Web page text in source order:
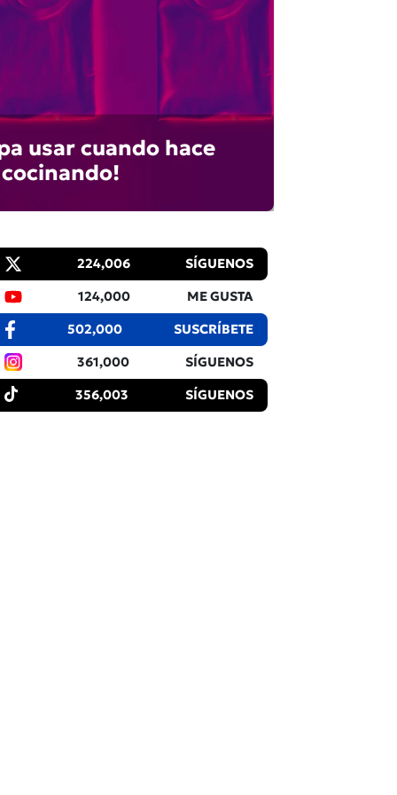
usar cuando hace
224,006 SÍGUENOS
124,000 ME GUSTA
502,000 SUSCRÍBETE
361,000 SÍGUENOS
356,003 SÍGUENOS